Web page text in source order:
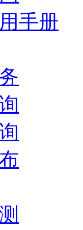
手册